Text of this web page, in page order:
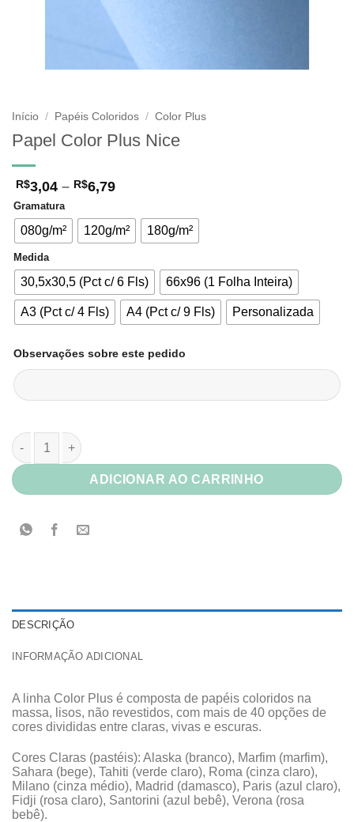
Início / Papéis Coloridos / Color Plus
Papel Color Plus Nice
R$3,04 – R$6,79Faixa
R$3,04
através
Gramatura
080g/m² 120g/m² 180g/m²
Medida
30,5x30,5 (Pct c/ 6 Fls) 66x96 (1 Folha Inteira)
A3 (Pct c/ 4 Fls) A4 (Pct c/ 9 Fls) Personalizada
Observações sobre este pedido
Papel Color Plus Nice quantidade
ADICIONAR AO CARRINHO
DESCRIÇÃO
INFORMAÇÃO ADICIONAL
A linha Color Plus é composta de papéis coloridos na
massa, lisos, não revestidos, com mais de 40 opções de
cores divididas entre claras, vivas e escuras.
Cores Claras (pastéis): Alaska (branco), Marfim (marfim),
Sahara (bege), Tahiti (verde claro), Roma (cinza claro),
Milano (cinza médio), Madrid (damasco), Paris (azul claro),
Fidji (rosa claro), Santorini (azul bebê), Verona (rosa
bebê).